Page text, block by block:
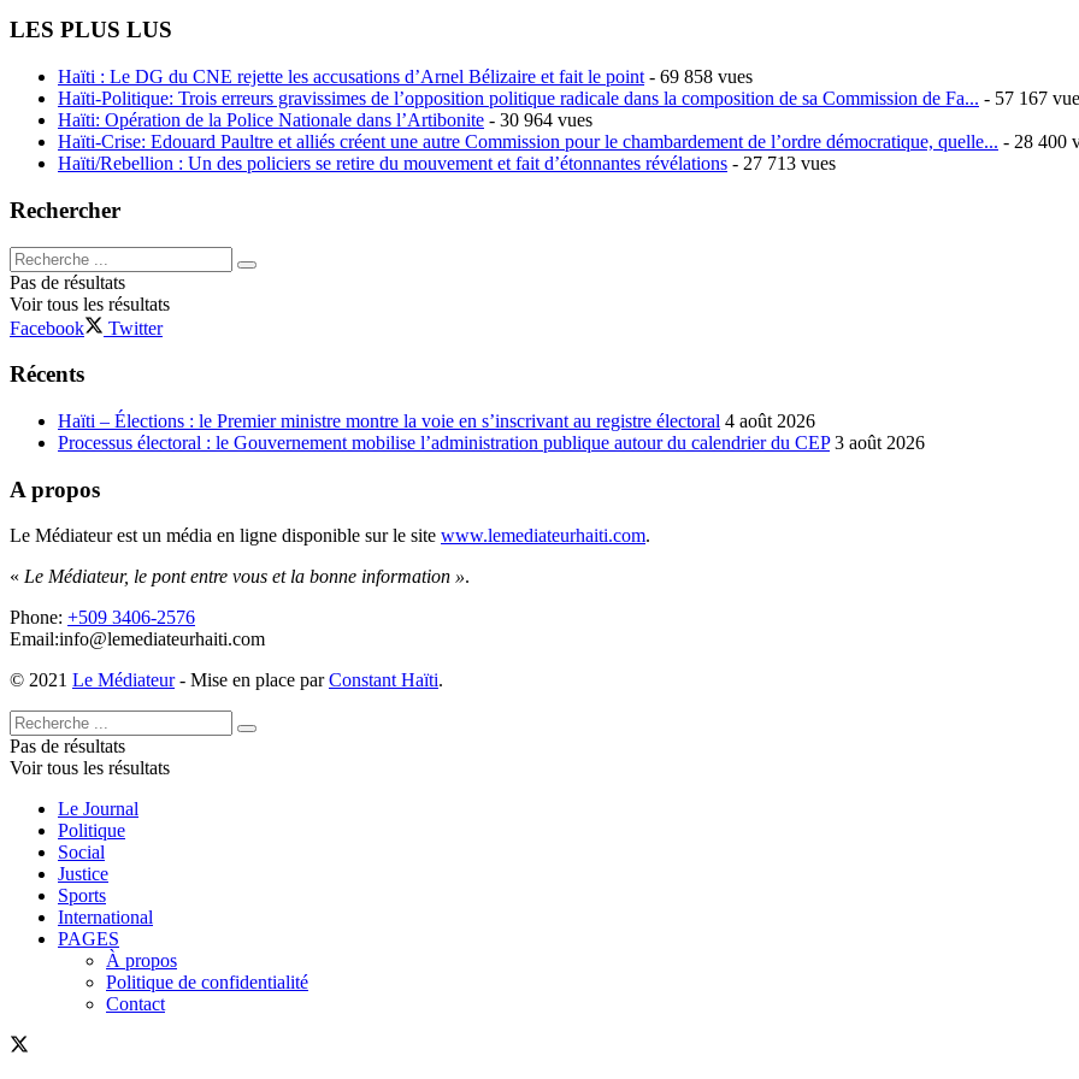
LES PLUS LUS
Haïti : Le DG du CNE rejette les accusations d’Arnel Bélizaire et fait le point - 69 858 vues
Haïti-Politique: Trois erreurs gravissimes de l’opposition politique radicale dans la composition de sa Commission de Fa... - 57 167
Haïti: Opération de la Police Nationale dans l’Artibonite - 30 964 vues
Haïti-Crise: Edouard Paultre et alliés créent une autre Commission pour le chambardement de l’ordre démocratique, quelle... - 28 400
Haïti/Rebellion : Un des policiers se retire du mouvement et fait d’étonnantes révélations - 27 713 vues
Rechercher
Pas de résultats
Voir tous les résultats
Facebook
Twitter
Récents
Haïti – Élections : le Premier ministre montre la voie en s’inscrivant au registre électoral 4 août 2026
Processus électoral : le Gouvernement mobilise l’administration publique autour du calendrier du CEP 3 août 2026
A propos
Le Médiateur est un média en ligne disponible sur le site www.lemediateurhaiti.com.
« Le Médiateur, le pont entre vous et la bonne information ».
Phone: +509 3406-2576
Email:info@lemediateurhaiti.com
© 2021 Le Médiateur- Mise en place parConstant Haïti.
Pas de résultats
Voir tous les résultats
Le Journal
Politique
Social
Justice
Sports
International
PAGES
À propos
Politique de confidentialité
Contact